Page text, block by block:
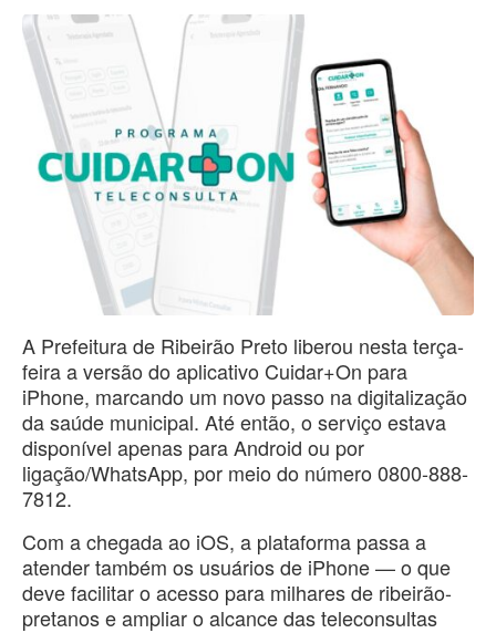
A Prefeitura de Ribeirão Preto liberou nesta terça-
feira a versão do aplicativo Cuidar+On para
iPhone, marcando um novo passo na digitalização
da saúde municipal. Até então, o serviço estava
disponível apenas para Android ou por
ligação/WhatsApp, por meio do número 0800-888-
7812.
Com a chegada ao iOS, a plataforma passa a
atender também os usuários de iPhone — o que
deve facilitar o acesso para milhares de ribeirão-
pretanos e ampliar o alcance das teleconsultas